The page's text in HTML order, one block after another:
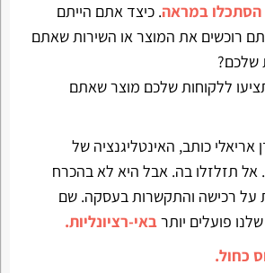
הסתכלו במראה. כיצד אתם הייתם
רוכשים את המוצר או השירות שאתם
שלכם?
ללקוחות שלכם מוצר שאתם
כותב, האינטליגנציה של
אל תזלזלו בה. אבל היא לא בהכרח
על רכישה והתקשרות בעסקה. שם
פועלים יותרבאי-רציונליות.
כחול.